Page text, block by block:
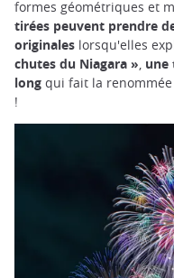
formes géométriques et
tirées peuvent prendre
originales lorsqu'elles
chutes du Niagara », une
long qui fait la
!